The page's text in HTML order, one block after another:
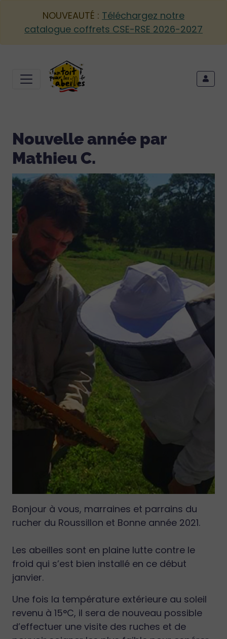
NOUVEAUTÉ : Téléchargez notre
catalogue coffrets CSE-RSE 2026-2027
Nouvelle année par
Mathieu C.
Bonjour à vous, marraines et parrains du
rucher du Roussillon et Bonne année 2021.
Les abeilles sont en plaine lutte contre le
froid qui s’est bien installé en ce début
janvier.
Une fois la température extérieure au soleil
revenu à 15°C, il sera de nouveau possible
d’effectuer une visite des ruches et de